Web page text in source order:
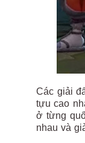
Các giải
tựu cao
ở từng
nhau và